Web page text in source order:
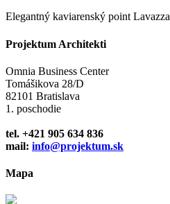
Elegantný kaviarenský point Lavazza
Projektum Architekti
Omnia Business Center
Tomášikova 28/D
82101 Bratislava
1. poschodie
tel. +421 905 634 836
mail: info@projektum.sk
Mapa